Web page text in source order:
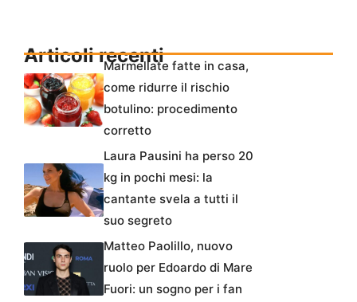
Articoli recentiMarmellate fatte in casa,
come ridurre il rischio
botulino: procedimento
corretto
Laura Pausini ha perso 20
kg in pochi mesi: la
cantante svela a tutti il
suo segreto
Matteo Paolillo, nuovo
ruolo per Edoardo di Mare
Fuori: un sogno per i fan